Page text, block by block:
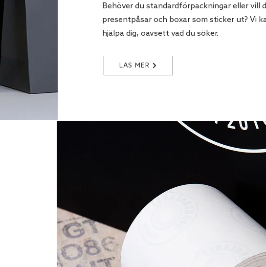
Behöver du standardförpackningar eller vill
presentpåsar och boxar som sticker ut? Vi
hjälpa dig, oavsett vad du söker.
LÄS MER